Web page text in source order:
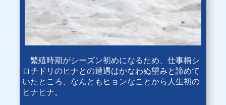
繁殖時期がシーズン初めになるため、仕事柄シ
ロチドリのヒナとの遭遇はかなわぬ望みと諦めて
いたところ、なんともヒョンなことから人生初の
ヒナヒナ。